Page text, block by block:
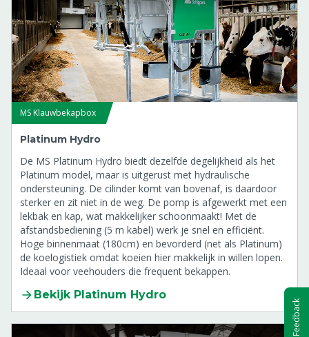
MS Klauwbekapbox
Platinum Hydro
De MS Platinum Hydro biedt dezelfde degelijkheid als het
Platinum model, maar is uitgerust met hydraulische
ondersteuning. De cilinder komt van bovenaf, is daardoor
sterker en zit niet in de weg. De pomp is afgewerkt met een
lekbak en kap, wat makkelijker schoonmaakt! Met de
afstandsbediening (5 m kabel) werk je snel en efficiënt.
Hoge binnenmaat (180cm) en bevorderd (net als Platinum)
de koelogistiek omdat koeien hier makkelijk in willen lopen.
Ideaal voor veehouders die frequent bekappen.
Bekijk Platinum Hydro
Feedback